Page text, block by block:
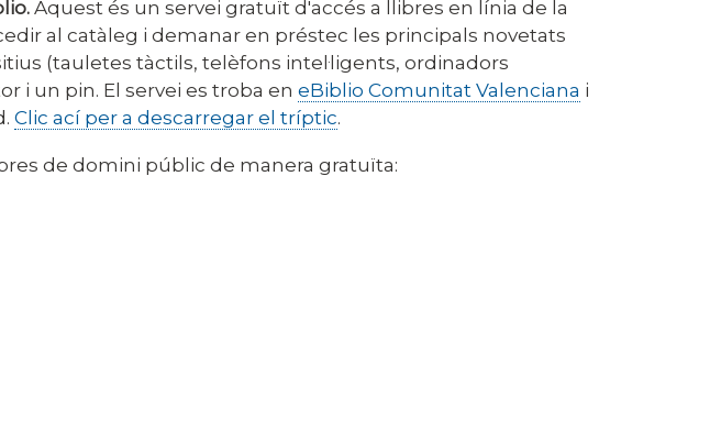
Aquest és un servei gratuït d'accés a llibres en línia de la
al catàleg i demanar en préstec les principals novetats
(tauletes tàctils, telèfons intel·ligents, ordinadors
i un pin. El servei es troba eneBiblio Comunitat Valenciana i
Clic ací per a descarregar el tríptic.
de domini públic de manera gratuïta: